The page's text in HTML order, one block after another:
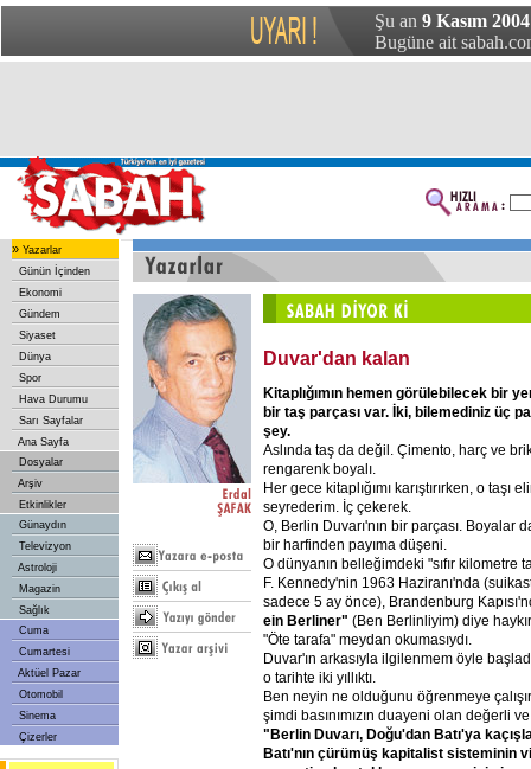
Şu an 9 Kasım
Bugüne ait
» Yazarlar
Günün İçinden
Ekonomi
Gündem
Siyaset
Dünya
Spor
Hava Durumu
Sarı Sayfalar
Ana Sayfa
Dosyalar
Arşiv
Etkinlikler
Günaydın
Televizyon
Astroloji
Magazin
Sağlık
Cuma
Cumartesi
Aktüel Pazar
Otomobil
Sinema
Çizerler
Duvar'dan kalan
Kitaplığımın hemen görülebilecek bir
bir taş parçası var. İki, bilemediniz üç
şey.
Aslında taş da değil. Çimento, harç ve
rengarenk boyalı.
Her gece kitaplığımı karıştırırken, o taşı
seyrederim. İç çekerek.
O, Berlin Duvarı'nın bir parçası. Boyalar
bir harfinden payıma düşeni.
O dünyanın belleğimdeki "sıfır kilometre
F. Kennedy'nin 1963 Haziranı'nda
sadece 5 ay önce), Brandenburg
ein Berliner" (Ben Berlinliyim) diye
"Öte tarafa" meydan okumasıydı.
Duvar'ın arkasıyla ilgilenmem öyle
o tarihte iki yıllıktı.
Ben neyin ne olduğunu öğrenmeye
şimdi basınımızın duayeni olan değerli
"Berlin Duvarı, Doğu'dan Batı'ya
Batı'nın çürümüş kapitalist sisteminin